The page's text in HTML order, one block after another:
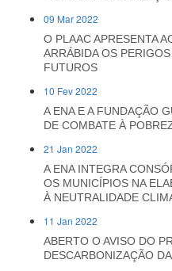
09 Mar 2022
O PLAAC APRESENTA
ARRÁBIDA OS
FUTUROS
10 Fev 2022
A ENA E A FUNDAÇÃO
DE COMBATE À
21 Jan 2022
A ENA INTEGRA
OS MUNICÍPIOS NA
À NEUTRALIDADE
11 Jan 2022
ABERTO O AVISO DO
DESCARBONIZAÇÃO